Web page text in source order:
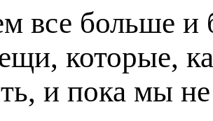
все больше
которые,
и пока мы